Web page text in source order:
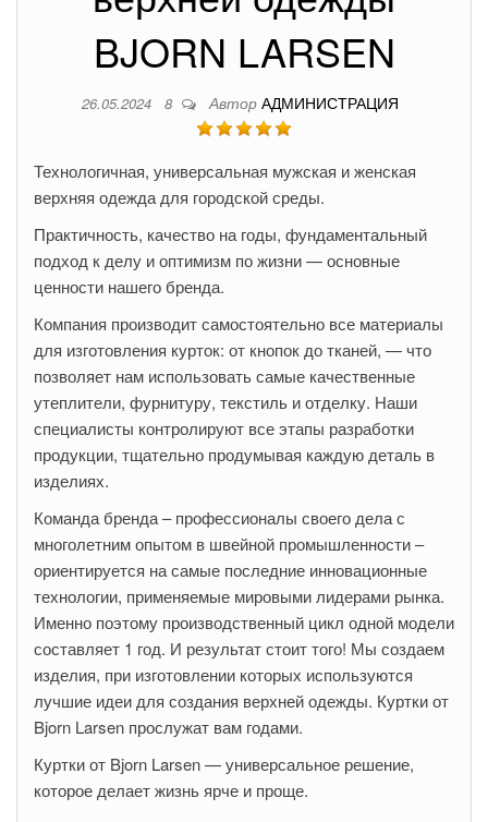
BJORN LARSEN
26.05.2024 8 Автор АДМИНИСТРАЦИЯ
Технологичная, универсальная мужская и женская
верхняя одежда для городской среды.
Практичность, качество на годы, фундаментальный
подход к делу и оптимизм по жизни — основные
ценности нашего бренда.
Компания производит самостоятельно все материалы
для изготовления курток: от кнопок до тканей, — что
позволяет нам использовать самые качественные
утеплители, фурнитуру, текстиль и отделку. Наши
специалисты контролируют все этапы разработки
продукции, тщательно продумывая каждую деталь в
изделиях.
Команда бренда – профессионалы своего дела с
многолетним опытом в швейной промышленности –
ориентируется на самые последние инновационные
технологии, применяемые мировыми лидерами рынка.
Именно поэтому производственный цикл одной модели
составляет 1 год. И результат стоит того! Мы создаем
изделия, при изготовлении которых используются
лучшие идеи для создания верхней одежды. Куртки от
Bjorn Larsen прослужат вам годами.
Куртки от Bjorn Larsen — универсальное решение,
которое делает жизнь ярче и проще.